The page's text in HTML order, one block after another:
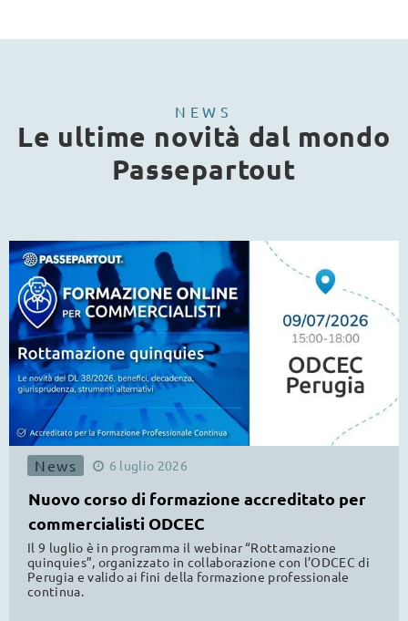
NEWS
Le ultime novità dal mondo
Passepartout
News 6 luglio 2026
Nuovo corso di formazione accreditato per
commercialisti ODCEC
Il 9 luglio è in programma il webinar “Rottamazione
quinquies”, organizzato in collaborazione con l’ODCEC di
Perugia e valido ai fini della formazione professionale
continua.